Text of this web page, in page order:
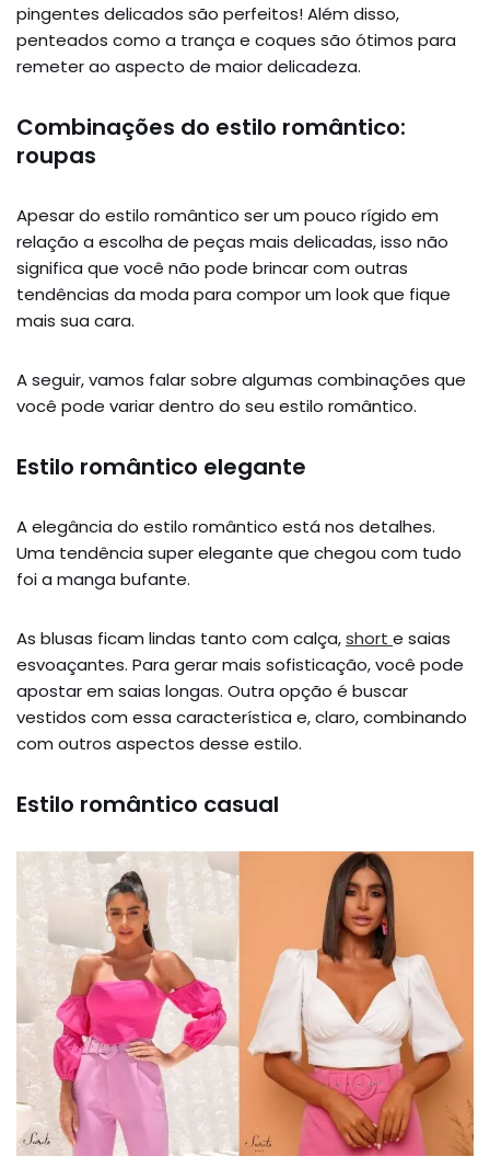
pingentes delicados são perfeitos! Além disso,
penteados como a trança e coques são ótimos para
remeter ao aspecto de maior delicadeza.
Combinações do estilo romântico:
roupas
Apesar do estilo romântico ser um pouco rígido em
relação a escolha de peças mais delicadas, isso não
significa que você não pode brincar com outras
tendências da moda para compor um look que fique
mais sua cara.
A seguir, vamos falar sobre algumas combinações que
você pode variar dentro do seu estilo romântico.
Estilo romântico elegante
A elegância do estilo romântico está nos detalhes.
Uma tendência super elegante que chegou com tudo
foi a manga bufante.
As blusas ficam lindas tanto com calça,short e saias
esvoaçantes. Para gerar mais sofisticação, você pode
apostar em saias longas. Outra opção é buscar
vestidos com essa característica e, claro, combinando
com outros aspectos desse estilo.
Estilo romântico casual